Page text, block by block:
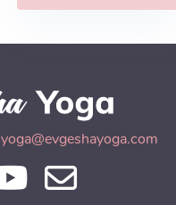
yoga@evgeshayoga.com